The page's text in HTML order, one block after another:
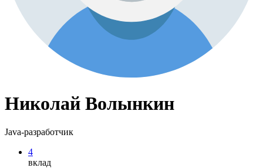
Николай Волынкин
Java-разработчик
4
вклад